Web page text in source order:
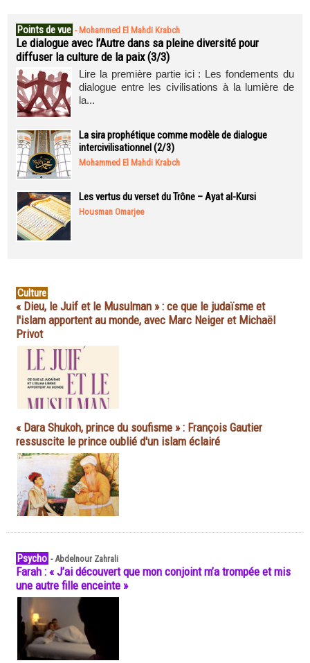
Points de vue - Mohammed El Mahdi Krabch
Le dialogue avec l’Autre dans sa pleine diversité pour
diffuser la culture de la paix (3/3)
Lire la première partie ici : Les fondements du
dialogue entre les civilisations à la lumière de
la...
La sira prophétique comme modèle de dialogue
intercivilisationnel (2/3)
Mohammed El Mahdi Krabch
Les vertus du verset du Trône – Ayat al-Kursi
Housman Omarjee
Culture
« Dieu, le Juif et le Musulman » : ce que le judaïsme et
l'islam apportent au monde, avec Marc Neiger et Michaël
Privot
« Dara Shukoh, prince du soufisme » : François Gautier
ressuscite le prince oublié d'un islam éclairé
Psycho -Abdelnour Zahrali
Farah : « J’ai découvert que mon conjoint m’a trompée et mis
une autre fille enceinte »